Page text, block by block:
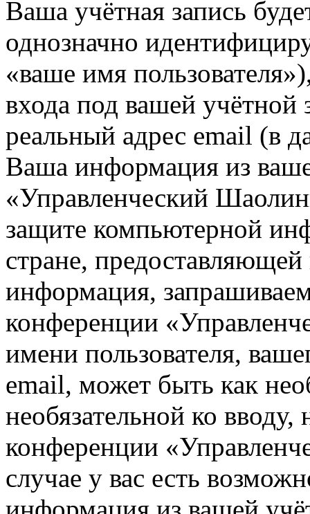
Ваша учётная запись
однозначно
«ваше имя
входа под вашей учётной
реальный адрес email (в
Ваша информация из
«Управленческий
защите компьютерной
стране,
информация,
конференции
имени пользователя,
email, может быть как
необязательной ко
конференции
случае у вас есть